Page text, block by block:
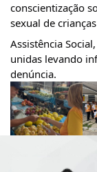
conscientização
sexual de
Assistência
unidas levando
denúncia.